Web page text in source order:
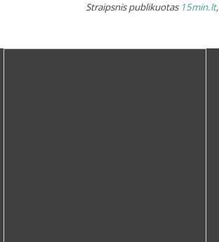
Straipsnis publikuotas 15min.lt,